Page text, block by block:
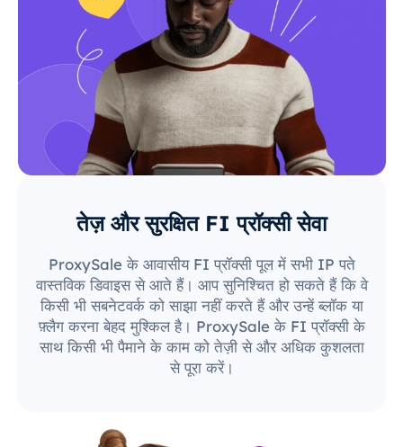
तेज़ और सुरक्षित FI प्रॉक्सी सेवा
ProxySale के आवासीय FI प्रॉक्सी पूल में सभी IP पते
वास्तविक डिवाइस से आते हैं। आप सुनिश्चित हो सकते हैं कि वे
किसी भी सबनेटवर्क को साझा नहीं करते हैं और उन्हें ब्लॉक या
फ़्लैग करना बेहद मुश्किल है। ProxySale के FI प्रॉक्सी के
साथ किसी भी पैमाने के काम को तेज़ी से और अधिक कुशलता
से पूरा करें।